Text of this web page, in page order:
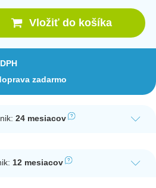
Vložiť do košíka
zadarmo
24 mesiacov
účtu.
12 mesiacov